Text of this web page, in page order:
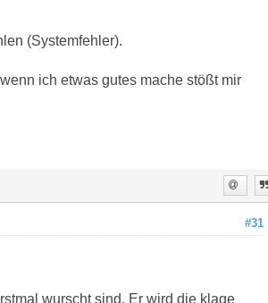
(Systemfehler).
ich etwas gutes mache stößt mir
#31
wurscht sind. Er wird die klage